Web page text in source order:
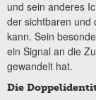
und sein anderes
der sichtbaren und
kann. Sein
ein Signal an die
gewandelt hat.
Die